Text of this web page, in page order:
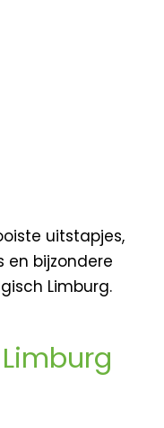
uitstapjes,
en bijzondere
Limburg.